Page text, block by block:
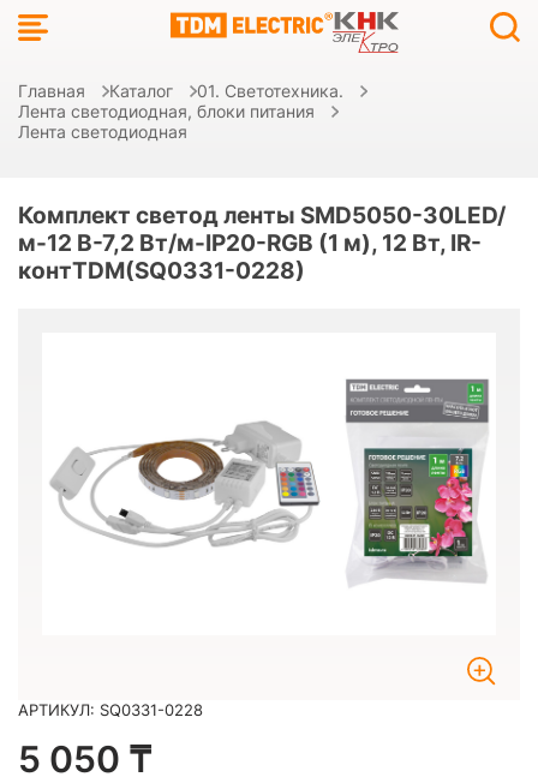
Главная Каталог
01. Светотехника.
Лента светодиодная, блоки питания
Лента светодиодная
Комплект светод ленты SMD5050-30LED/
м-12 В-7,2 Вт/м-IP20-RGB (1 м), 12 Вт, IR-
контTDM(SQ0331-0228)
АРТИКУЛ: SQ0331-0228
5 050 ₸